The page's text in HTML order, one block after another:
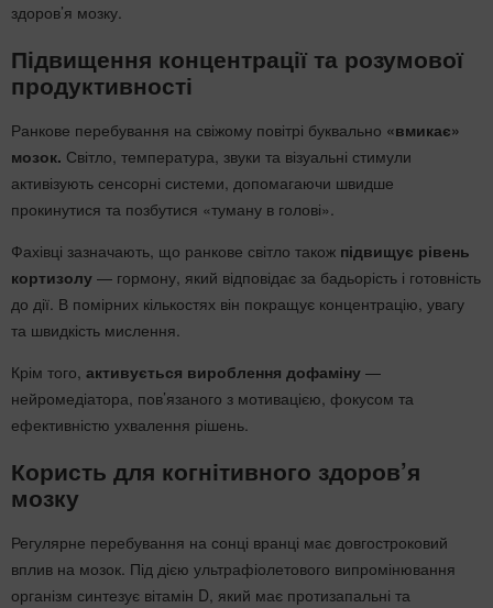
здоров’я мозку.
Підвищення концентрації та розумової
продуктивності
Ранкове перебування на свіжому повітрі буквально «вмикає»
мозок. Світло, температура, звуки та візуальні стимули
активізують сенсорні системи, допомагаючи швидше
прокинутися та позбутися «туману в голові».
Фахівці зазначають, що ранкове світло також підвищує рівень
кортизолу — гормону, який відповідає за бадьорість і готовність
до дії. В помірних кількостях він покращує концентрацію, увагу
та швидкість мислення.
Крім того, активується вироблення дофаміну —
нейромедіатора, пов’язаного з мотивацією, фокусом та
ефективністю ухвалення рішень.
Користь для когнітивного здоров’я
мозку
Регулярне перебування на сонці вранці має довгостроковий
вплив на мозок. Під дією ультрафіолетового випромінювання
організм синтезує вітамін D, який має протизапальні та